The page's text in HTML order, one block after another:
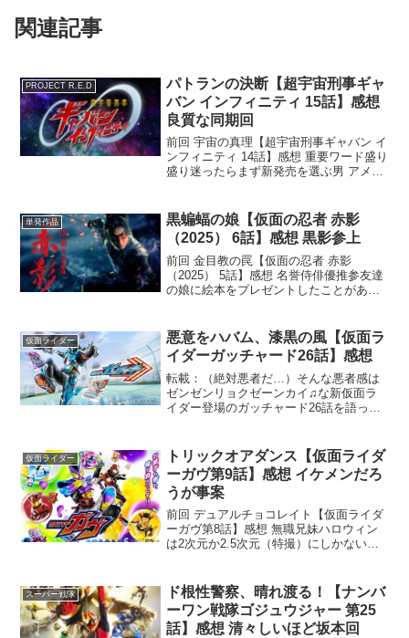
関連記事
PROJECT R.E.D
パトランの決断【超宇宙刑事ギャ
バン インフィニティ 15話】感想
良質な同期回
前回 宇宙の真理【超宇宙刑事ギャバン イ
ンフィニティ 14話】感想 重要ワード盛り
盛り迷ったらまず新発売を選ぶ男 アメイ
てあったら石とかでも買うと思う。パト
ラン回と思...
単発作品
黒蝙蝠の娘【仮面の忍者 赤影
（2025） 6話】感想 黒影参上
前回 金目教の罠【仮面の忍者 赤影
（2025） 5話】感想 名誉侍俳優推参友達
の娘に絵本をプレゼントしたことがある
た絵本。カステラ作るやつね。オリジナ
ル展開と「そう...
仮面ライダー
悪意をハバム、漆黒の風【仮面ラ
イダーガッチャード26話】感想
転載：（絶対悪者だ…）そんな悪者感は
ゼンゼンリョクゼーンカイ♫な新仮面ラ
イダー登場のガッチャード26話を語って
本文暗黒の扉を開く鍵となる最後のレベ
ルナンバー10ガイ...
仮面ライダー
トリックオアダンス【仮面ライダ
ーガヴ第9話】感想 イケメンだろ
うが事案
前回 デュアルチョコレイト【仮面ライダ
ーガヴ第8話】感想 無職兄妹ハロウィン
は2次元か2.5次元（特撮）にしかないと
迷惑メール（トリック）来るし、毎日お
菓子（トリート...
スーパー戦隊
ド根性警察、晴れ渡る！【ナンバ
ーワン戦隊ゴジュウジャー 第25
話】感想 清々しいほど坂本回